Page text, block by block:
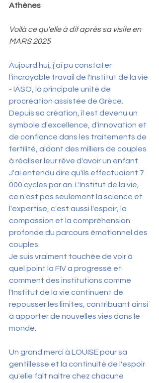
Athènes
Voilà ce qu'elle à dit après sa visite en
MARS 2025
Aujourd'hui, j'ai pu constater
l'incroyable travail de l'Institut de la vie
- IASO, la principale unité de
procréation assistée de Grèce.
Depuis sa création, il est devenu un
symbole d'excellence, d'innovation et
de confiance dans les traitements de
fertilité, aidant des milliers de couples
à réaliser leur rêve d'avoir un enfant.
J'ai entendu dire qu'ils effectuaient 7
000 cycles par an. L'Institut de la vie,
ce n'est pas seulement la science et
l'expertise, c'est aussi l'espoir, la
compassion et la compréhension
profonde du parcours émotionnel des
couples.
Je suis vraiment touchée de voir à
quel point la FIV a progressé et
comment des institutions comme
l'Institut de la vie continuent de
repousser les limites, contribuant ainsi
à apporter de nouvelles vies dans le
monde.
Un grand merci à LOUISE pour sa
gentillesse et la continuité de l'espoir
qu'elle fait naitre chez chacune